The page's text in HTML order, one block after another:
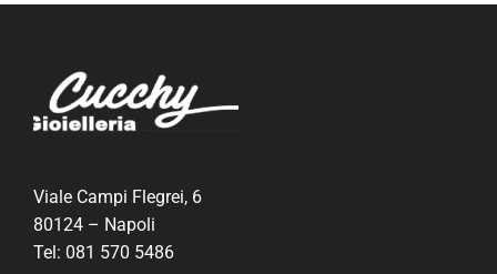
Viale Campi Flegrei, 6
80124 – Napoli
Tel: 081 570 5486